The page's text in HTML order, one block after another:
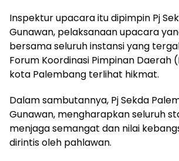
Inspektur upacara itu dipimpin Pj
Gunawan, pelaksanaan upacara
bersama seluruh instansi yang
Forum Koordinasi Pimpinan Daerah
kota Palembang terlihat hikmat.
Dalam sambutannya, Pj Sekda
Gunawan, mengharapkan seluruh
menjaga semangat dan nilai
dirintis oleh pahlawan.